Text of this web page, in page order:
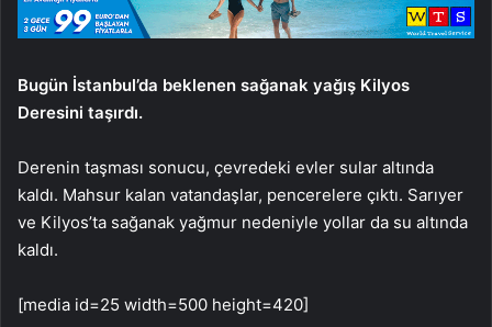
Bugün İstanbul’da beklenen sağanak yağış Kilyos
Deresini taşırdı.
Derenin taşması sonucu, çevredeki evler sular altında
kaldı. Mahsur kalan vatandaşlar, pencerelere çıktı. Sarıyer
ve Kilyos’ta sağanak yağmur nedeniyle yollar da su altında
kaldı.
[media id=25 width=500 height=420]